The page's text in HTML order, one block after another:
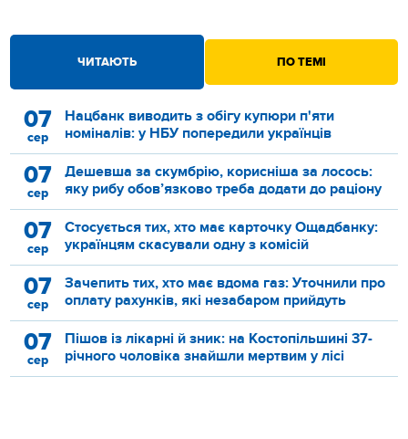
ЧИТАЮТЬ ПО ТЕМІ
07
сер
Нацбанк виводить з обігу купюри п'яти
номіналів: у НБУ попередили українців
07
сер
Дешевша за скумбрію, корисніша за лосось:
яку рибу обов’язково треба додати до раціону
07
сер
Стосується тих, хто має карточку Ощадбанку:
українцям скасували одну з комісій
07
сер
Зачепить тих, хто має вдома газ: Уточнили про
оплату рахунків, які незабаром прийдуть
07
сер
Пішов із лікарні й зник: на Костопільшині 37-
річного чоловіка знайшли мертвим у лісі